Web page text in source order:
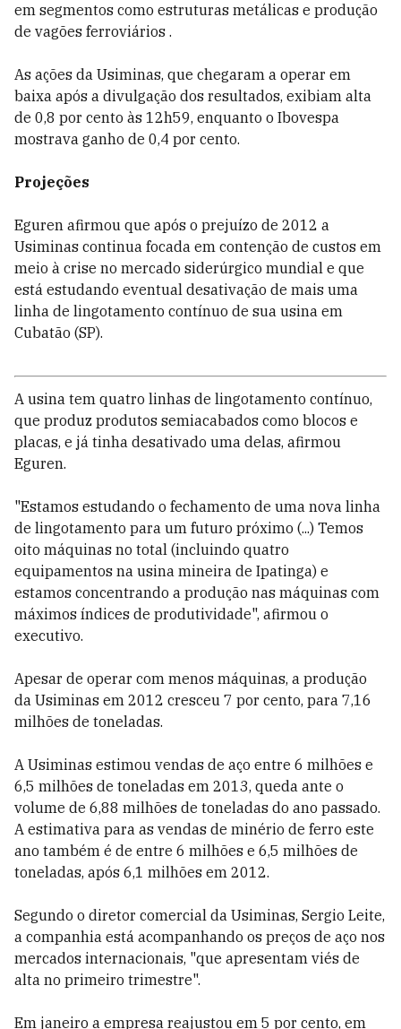
em segmentos como estruturas metálicas e produção
de vagões ferroviários .
As ações da Usiminas, que chegaram a operar em
baixa após a divulgação dos resultados, exibiam alta
de 0,8 por cento às 12h59, enquanto o Ibovespa
mostrava ganho de 0,4 por cento.
Projeções
Eguren afirmou que após o prejuízo de 2012 a
Usiminas continua focada em contenção de custos em
meio à crise no mercado siderúrgico mundial e que
está estudando eventual desativação de mais uma
linha de lingotamento contínuo de sua usina em
Cubatão (SP).
A usina tem quatro linhas de lingotamento contínuo,
que produz produtos semiacabados como blocos e
placas, e já tinha desativado uma delas, afirmou
Eguren.
"Estamos estudando o fechamento de uma nova linha
de lingotamento para um futuro próximo (...) Temos
oito máquinas no total (incluindo quatro
equipamentos na usina mineira de Ipatinga) e
estamos concentrando a produção nas máquinas com
máximos índices de produtividade", afirmou o
executivo.
Apesar de operar com menos máquinas, a produção
da Usiminas em 2012 cresceu 7 por cento, para 7,16
milhões de toneladas.
A Usiminas estimou vendas de aço entre 6 milhões e
6,5 milhões de toneladas em 2013, queda ante o
volume de 6,88 milhões de toneladas do ano passado.
A estimativa para as vendas de minério de ferro este
ano também é de entre 6 milhões e 6,5 milhões de
toneladas, após 6,1 milhões em 2012.
Segundo o diretor comercial da Usiminas, Sergio Leite,
a companhia está acompanhando os preços de aço nos
mercados internacionais, "que apresentam viés de
alta no primeiro trimestre".
Em janeiro a empresa reajustou em 5 por cento, em